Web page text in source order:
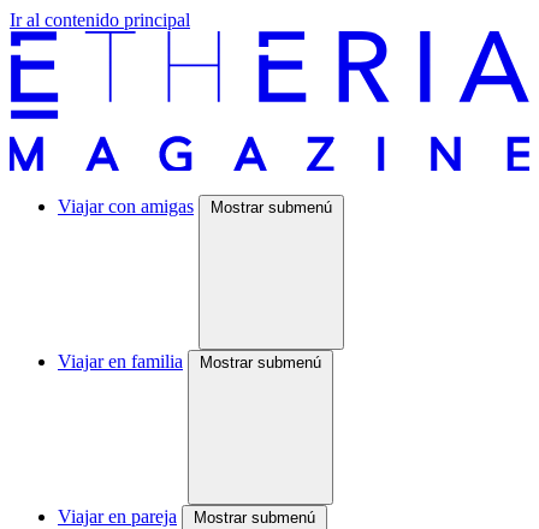
Ir al contenido principal
Viajar con amigas Mostrar submenú
Viajar en familia Mostrar submenú
Viajar en pareja Mostrar submenú